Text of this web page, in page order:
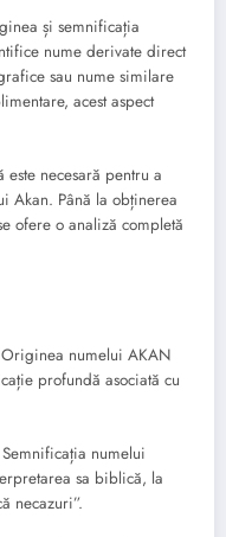
și semnificația
nume derivate direct
sau nume similare
acest aspect
necesară pentru a
Akan. Până la obținerea
ofere o analiză completă
Originea numelui AKAN
profundă asociată cu
Semnificația numelui
sa biblică, la
necazuri”.